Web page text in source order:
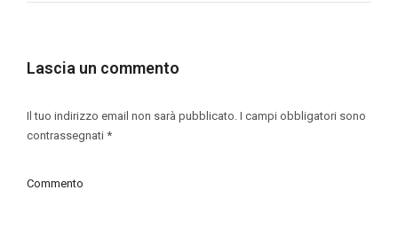
Lascia un commento
Il tuo indirizzo email non sarà pubblicato. I campi obbligatori sono
contrassegnati *
Commento